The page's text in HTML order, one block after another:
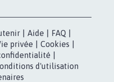
Aide FAQ
privée Cookies
d'utilisation